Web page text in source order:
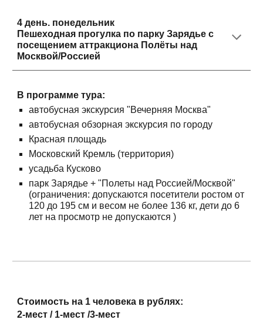
4 день. понедельник
Пешеходная прогулка по парку Зарядье с
посещением аттракциона Полёты над
Москвой/Россией
В программе тура:
автобусная экскурсия "Вечерняя Москва"
автобусная обзорная экскурсия по городу
Красная площадь
Московский Кремль (территория)
усадьба Кусково
парк Зарядье + "Полеты над Россией/Москвой"
(ограничения: допускаются посетители ростом от
120 до 195 см и весом не более 136 кг, дети до 6
лет на просмотр не допускаются )
Стоимость на 1 человека в рублях:
2-мест / 1-мест /3-мест